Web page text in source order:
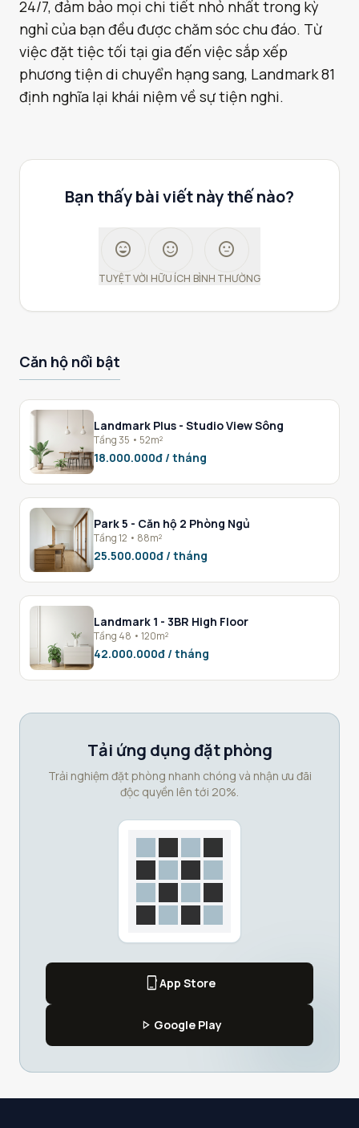
24/7, đảm bảo mọi chi tiết nhỏ nhất trong kỳ
nghỉ của bạn đều được chăm sóc chu đáo. Từ
việc đặt tiệc tối tại gia đến việc sắp xếp
phương tiện di chuyển hạng sang, Landmark 81
định nghĩa lại khái niệm về sự tiện nghi.
Bạn thấy bài viết này thế nào?
sentiment_very_satisfied
TUYỆT VỜI
sentiment_satisfied
HỮU ÍCH
sentiment_neutral
BÌNH THƯỜNG
Căn hộ nổi bật
Landmark Plus - Studio View Sông
Tầng 35 • 52m²
18.000.000đ / tháng
Park 5 - Căn hộ 2 Phòng Ngủ
Tầng 12 • 88m²
25.500.000đ / tháng
Landmark 1 - 3BR High Floor
Tầng 48 • 120m²
42.000.000đ / tháng
Tải ứng dụng đặt phòng
Trải nghiệm đặt phòng nhanh chóng và nhận ưu đãi
độc quyền lên tới 20%.
phone_iphoneApp Store
play_arrow Google Play